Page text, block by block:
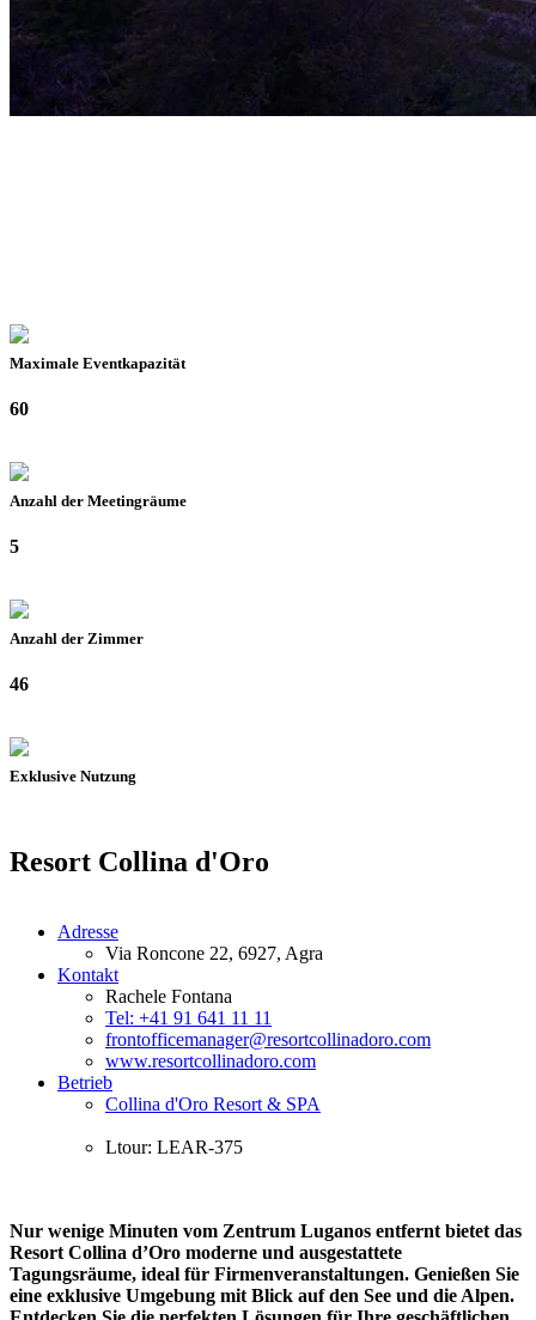
Maximale Eventkapazität
60
Anzahl der Meetingräume
5
Anzahl der Zimmer
46
Exklusive Nutzung
Resort Collina d'Oro
Adresse
Via Roncone 22, 6927, Agra
Kontakt
Rachele Fontana
Tel: +41 91 641 11 11
frontofficemanager@resortcollinadoro.com
www.resortcollinadoro.com
Betrieb
Collina d'Oro Resort & SPA
Ltour: LEAR-375
Nur wenige Minuten vom Zentrum Luganos entfernt bietet das
Resort Collina d’Oro moderne und ausgestattete
Tagungsräume, ideal für Firmenveranstaltungen. Genießen Sie
eine exklusive Umgebung mit Blick auf den See und die Alpen.